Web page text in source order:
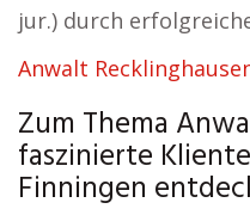
jur.) durch
Anwalt
Zum Thema
faszinierte
Finningen